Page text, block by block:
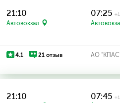
21:10
Автовокзал
07:25
4.1 21 отзыв АО
21:10 07:45